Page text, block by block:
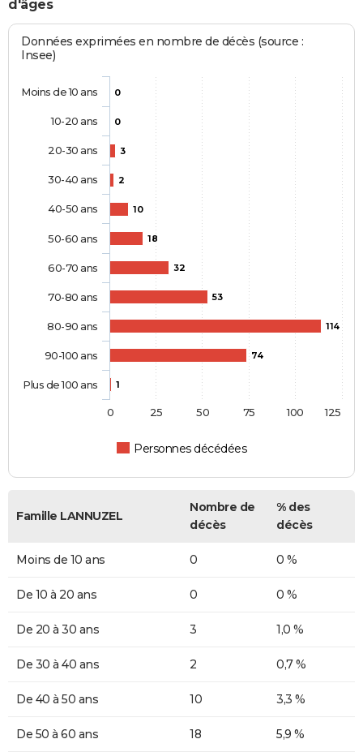
d'âges
Données exprimées en nombre de décès (source :
Insee)
0
0
3
2
10
18
32
53
114
74
1
Personnes décédées
Moins de 10 ans
10-20 ans
20-30 ans
30-40 ans
40-50 ans
50-60 ans
60-70 ans
70-80 ans
80-90 ans
90-100 ans
Plus de 100 ans
0 100
25 50 75 125
Famille LANNUZEL
Nombre de
décès
% des
décès
Moins de 10 ans 0 0 %
De 10 à 20 ans 0 0 %
De 20 à 30 ans 3 1,0 %
De 30 à 40 ans 2 0,7 %
De 40 à 50 ans 10 3,3 %
De 50 à 60 ans 18 5,9 %